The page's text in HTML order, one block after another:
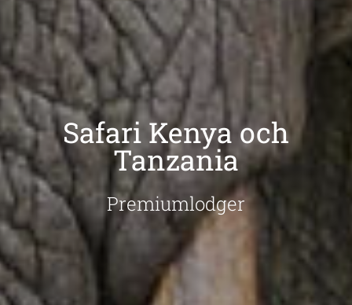
Safari Kenya och
Tanzania
Premiumlodger